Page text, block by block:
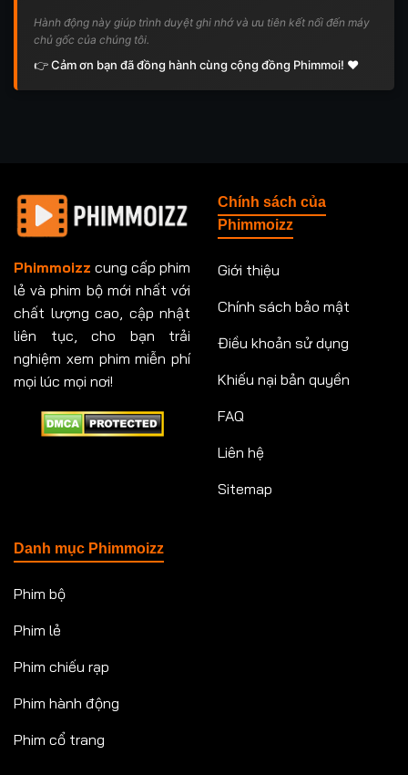
Hành động này giúp trình duyệt ghi nhớ và ưu tiên kết nối đến máy
chủ gốc của chúng tôi.
👉 Cảm ơn bạn đã đồng hành cùng cộng đồng Phimmoi! ❤️
Phimmoizz cung cấp phim
lẻ và phim bộ mới nhất với
chất lượng cao, cập nhật
liên tục, cho bạn trải
nghiệm xem phim miễn phí
mọi lúc mọi nơi!
Chính sách của
Phimmoizz
Giới thiệu
Chính sách bảo mật
Điều khoản sử dụng
Khiếu nại bản quyền
FAQ
Liên hệ
Sitemap
Danh mục Phimmoizz
Phim bộ
Phim lẻ
Phim chiếu rạp
Phim hành động
Phim cổ trang